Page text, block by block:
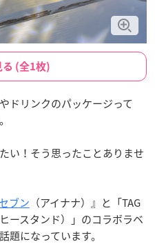
る (全1枚)
ドリンクのパッケージって
い！そう思ったことありませ
ブン （アイナナ）』と「TAG
ースタンド）」のコラボラベ
題になっています。